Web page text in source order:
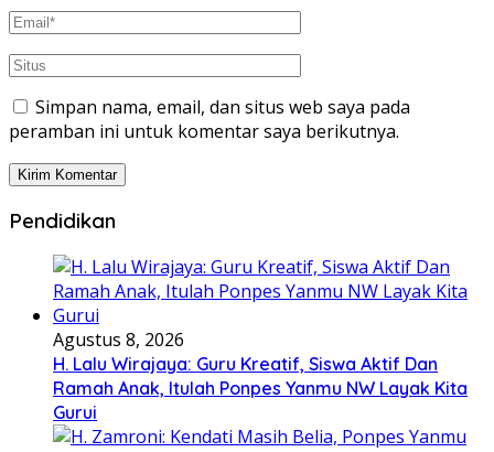
Simpan nama, email, dan situs web saya pada
peramban ini untuk komentar saya berikutnya.
Pendidikan
Agustus 8, 2026
H. Lalu Wirajaya: Guru Kreatif, Siswa Aktif Dan
Ramah Anak, Itulah Ponpes Yanmu NW Layak Kita
Gurui